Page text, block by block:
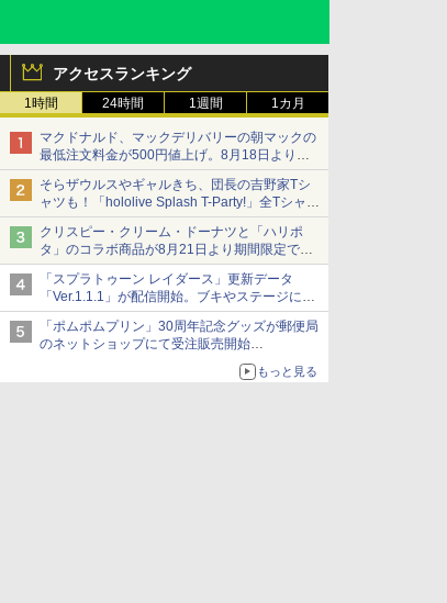
アクセスランキング
1時間 24時間 1週間 1カ月
マクドナルド、マックデリバリーの朝マックの
最低注文料金が500円値上げ。8月18日より
1,500円から受付
そらザウルスやギャルきち、団長の吉野家Tシ
ャツも！「hololive Splash T-Party!」全Tシャツ
ラインナップ公開＆オンライン販売開始
クリスピー・クリーム・ドーナツと「ハリポ
タ」のコラボ商品が8月21日より期間限定で発
売
組分け帽子ドーナツなど見た目も楽しい商品が
登場
「スプラトゥーン レイダース」更新データ
「Ver.1.1.1」が配信開始。ブキやステージに関
する不具合を修正
「ポムポムプリン」30周年記念グッズが郵便局
のネットショップにて受注販売開始
「おもちもちもちクッション」など今年だけの
もっと見る